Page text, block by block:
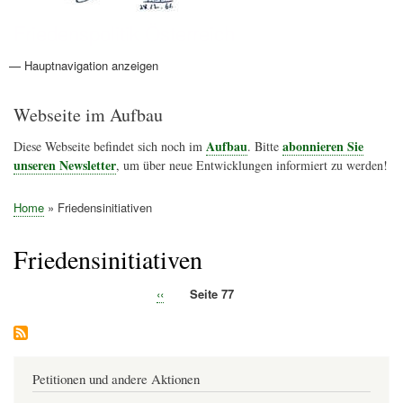
Hauptnavigation
— Hauptnavigation anzeigen
Aktionen
Friedensbewegung
Friedensprojekte
Home
Konflikte
Links
Narichtenlinks
News
Politik
Termine
Texte
Kunst
Friedensexperten
Friedensforschung
Friedensinitiativen
Friedensnachrichten
Webseite im Aufbau
Diese Webseite befindet sich noch im Aufbau. Bitte abonnieren Sie
unseren Newsletter, um über neue Entwicklungen informiert zu werden!
Home Friedensinitiativen
Friedensinitiativen
Vorherige
‹‹ Seite 77
Petitionen und andere Aktionen